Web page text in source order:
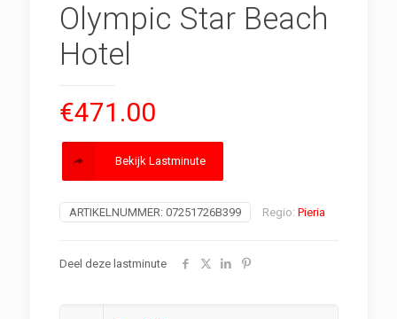
Olympic Star Beach
Hotel
€471.00
Bekijk Lastminute
ARTIKELNUMMER: 07251726B399 Regio: Pieria
Deel deze lastminute